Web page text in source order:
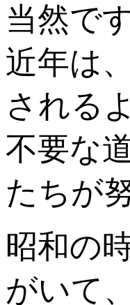
当然です
近年は
される
不要な
たちが
昭和の
がいて